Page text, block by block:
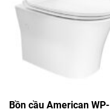
Bồn cầu American WP-